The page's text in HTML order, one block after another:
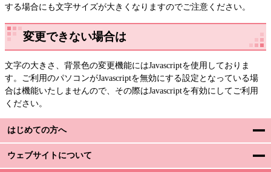
はじめての方へ
ウェブサイトについて
する場合にも文字サイズが大きくなりますのでご注意ください。
変更できない場合は
文字の大きさ、背景色の変更機能にはJavascriptを使用しておりま
す。ご利用のパソコンがJavascriptを無効にする設定となっている場
合は機能いたしませんので、その際はJavascriptを有効にしてご利用
ください。